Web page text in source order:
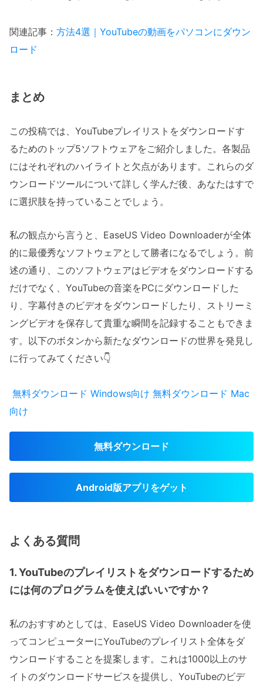
関連記事： 方法4選｜YouTubeの動画をパソコンにダウン
ロード
まとめ
この投稿では、YouTubeプレイリストをダウンロードす
るためのトップ5ソフトウェアをご紹介しました。各製品
にはそれぞれのハイライトと欠点があります。これらのダ
ウンロードツールについて詳しく学んだ後、あなたはすで
に選択肢を持っていることでしょう。
私の観点から言うと、EaseUS Video Downloaderが全体
的に最優秀なソフトウェアとして勝者になるでしょう。前
述の通り、このソフトウェアはビデオをダウンロードする
だけでなく、YouTubeの音楽をPCにダウンロードした
り、字幕付きのビデオをダウンロードしたり、ストリーミ
ングビデオを保存して貴重な瞬間を記録することもできま
す。以下のボタンから新たなダウンロードの世界を発見し
に行ってみてください👇
無料ダウンロード Windows向け 無料ダウンロード Mac
向け
無料ダウンロード
Android版アプリをゲット
よくある質問
1. YouTubeのプレイリストをダウンロードするため
には何のプログラムを使えばいいですか？
私のおすすめとしては、EaseUS Video Downloaderを使
ってコンピューターにYouTubeのプレイリスト全体をダ
ウンロードすることを提案します。これは1000以上のサ
イトのダウンロードサービスを提供し、YouTubeのビデ